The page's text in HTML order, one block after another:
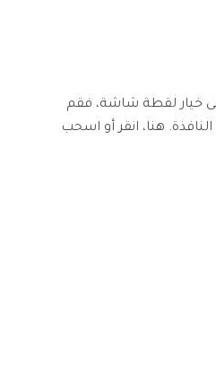
خيار لقطة شاشة، فقم
هنا، انقر أو اسحب